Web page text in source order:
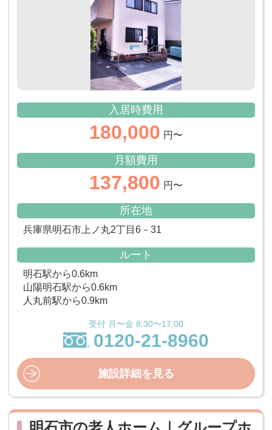
入居時費用
180,000 円〜
月額費用
137,800 円〜
所在地
兵庫県明石市上ノ丸2丁目6－31
ルート
明石駅から0.6km
山陽明石駅から0.6km
人丸前駅から0.9km
受付 月〜金 8:30〜17:00
0120-21-8960
施設詳細を見る